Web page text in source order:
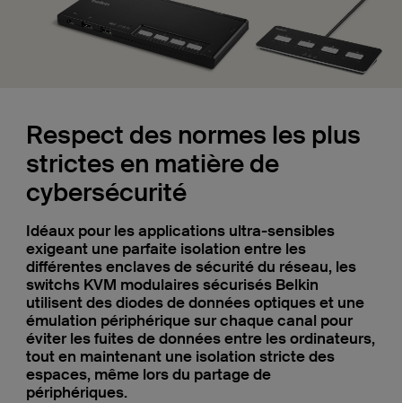
Respect des normes les plus
strictes en matière de
cybersécurité
Idéaux pour les applications ultra-sensibles
exigeant une parfaite isolation entre les
différentes enclaves de sécurité du réseau, les
switchs KVM modulaires sécurisés Belkin
utilisent des diodes de données optiques et une
émulation périphérique sur chaque canal pour
éviter les fuites de données entre les ordinateurs,
tout en maintenant une isolation stricte des
espaces, même lors du partage de
périphériques.